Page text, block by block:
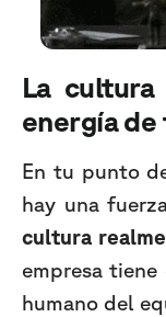
La
energía de
En tu punto
hay una
cultura
empresa
humano del